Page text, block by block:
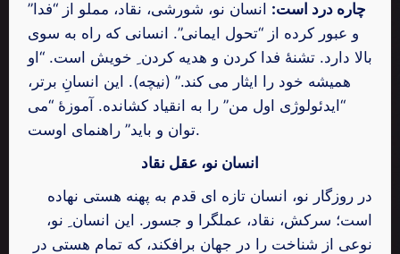
چاره درد است: انسان نو، شورشی، نقاد، مملو از “فدا”
و عبور کرده از “تحول ایمانی”. انسانی که راه به سوی
بالا دارد. تشنۀ فدا کردن و هدیه کردن ِ خویش است. “او
همیشه خود را ایثار می کند.” (نیچه). این انسانِ برتر،
“ایدئولوژی اول من” را به انقیاد کشانده. آموزۀ “می
توان و باید” راهنمای اوست.
انسان نو، عقل نقاد
در روزگار نو، انسان تازه ای قدم به پهنه هستی نهاده
است؛ سرکش، نقاد، عملگرا و جسور. این انسان ِ نو،
نوعی از شناخت را در جهان برافکند، که تمام هستی در